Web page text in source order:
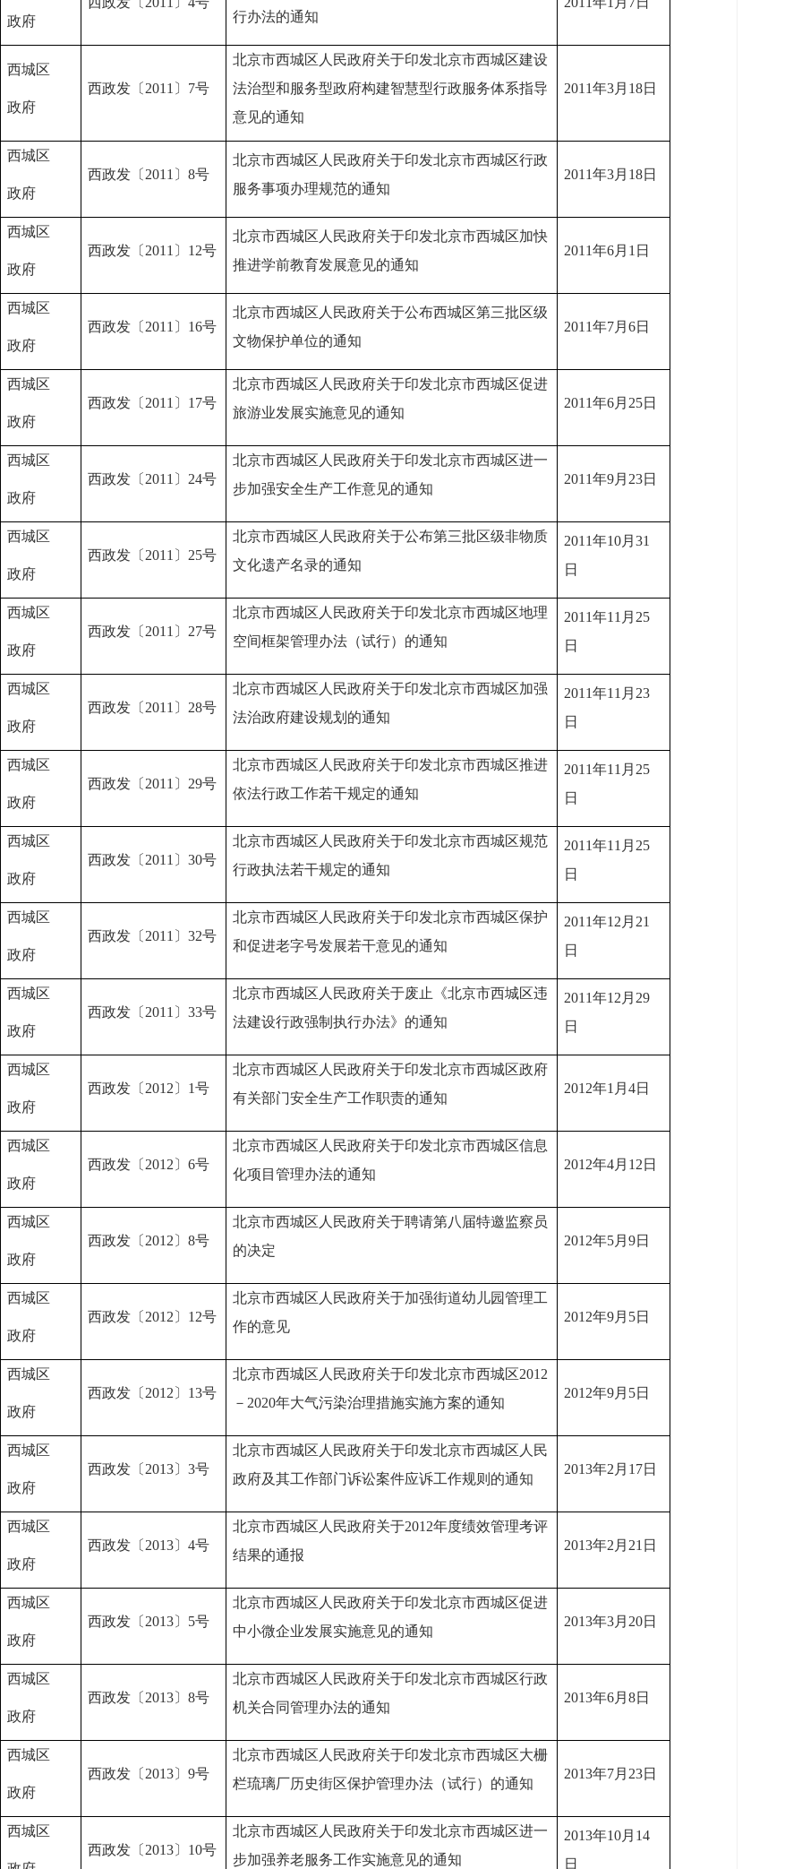
政府
行办法的通知
西城区
政府
西政发〔2011〕7号
北京市西城区人民政府关于印发北京市西城区建设
法治型和服务型政府构建智慧型行政服务体系指导
意见的通知
2011年3月18日
西城区
政府
西政发〔2011〕8号
北京市西城区人民政府关于印发北京市西城区行政
服务事项办理规范的通知
2011年3月18日
西城区
政府
西政发〔2011〕12号
北京市西城区人民政府关于印发北京市西城区加快
推进学前教育发展意见的通知
2011年6月1日
西城区
政府
西政发〔2011〕16号
北京市西城区人民政府关于公布西城区第三批区级
文物保护单位的通知
2011年7月6日
西城区
政府
西政发〔2011〕17号
北京市西城区人民政府关于印发北京市西城区促进
旅游业发展实施意见的通知
2011年6月25日
西城区
政府
西政发〔2011〕24号
北京市西城区人民政府关于印发北京市西城区进一
步加强安全生产工作意见的通知
2011年9月23日
西城区
政府
西政发〔2011〕25号
北京市西城区人民政府关于公布第三批区级非物质
文化遗产名录的通知
2011年10月31
日
西城区
政府
西政发〔2011〕27号
北京市西城区人民政府关于印发北京市西城区地理
空间框架管理办法（试行）的通知
2011年11月25
日
西城区
政府
西政发〔2011〕28号
北京市西城区人民政府关于印发北京市西城区加强
法治政府建设规划的通知
2011年11月23
日
西城区
政府
西政发〔2011〕29号
北京市西城区人民政府关于印发北京市西城区推进
依法行政工作若干规定的通知
2011年11月25
日
西城区
政府
西政发〔2011〕30号
北京市西城区人民政府关于印发北京市西城区规范
行政执法若干规定的通知
2011年11月25
日
西城区
政府
西政发〔2011〕32号
北京市西城区人民政府关于印发北京市西城区保护
和促进老字号发展若干意见的通知
2011年12月21
日
西城区
政府
西政发〔2011〕33号
北京市西城区人民政府关于废止《北京市西城区违
法建设行政强制执行办法》的通知
2011年12月29
日
西城区
政府
西政发〔2012〕1号
北京市西城区人民政府关于印发北京市西城区政府
有关部门安全生产工作职责的通知
2012年1月4日
西城区
政府
西政发〔2012〕6号
北京市西城区人民政府关于印发北京市西城区信息
化项目管理办法的通知
2012年4月12日
西城区
政府
西政发〔2012〕8号
北京市西城区人民政府关于聘请第八届特邀监察员
的决定
2012年5月9日
西城区
政府
西政发〔2012〕12号
北京市西城区人民政府关于加强街道幼儿园管理工
作的意见
2012年9月5日
西城区
政府
西政发〔2012〕13号
北京市西城区人民政府关于印发北京市西城区2012
－2020年大气污染治理措施实施方案的通知
2012年9月5日
西城区
政府
西政发〔2013〕3号
北京市西城区人民政府关于印发北京市西城区人民
政府及其工作部门诉讼案件应诉工作规则的通知
2013年2月17日
西城区
政府
西政发〔2013〕4号
北京市西城区人民政府关于2012年度绩效管理考评
结果的通报
2013年2月21日
西城区
政府
西政发〔2013〕5号
北京市西城区人民政府关于印发北京市西城区促进
中小微企业发展实施意见的通知
2013年3月20日
西城区
政府
西政发〔2013〕8号
北京市西城区人民政府关于印发北京市西城区行政
机关合同管理办法的通知
2013年6月8日
西城区
政府
西政发〔2013〕9号
北京市西城区人民政府关于印发北京市西城区大栅
栏琉璃厂历史街区保护管理办法（试行）的通知
2013年7月23日
西城区
西政发〔2013〕10号
北京市西城区人民政府关于印发北京市西城区进一
步加强养老服务工作实施意见的通知
2013年10月14
日